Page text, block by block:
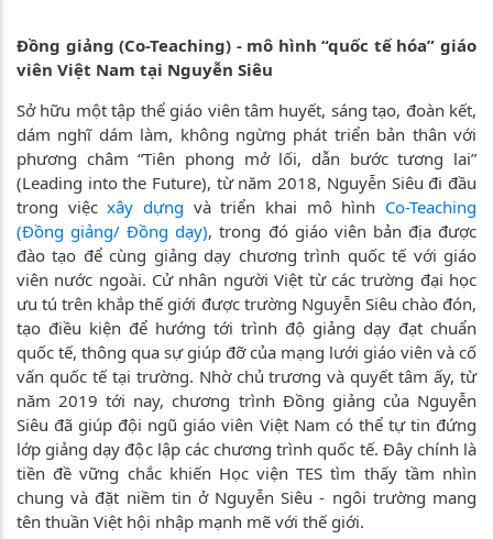
Đồng giảng (Co-Teaching) - mô hình “quốc tế hóa” giáo
viên Việt Nam tại Nguyễn Siêu
Sở hữu một tập thể giáo viên tâm huyết, sáng tạo, đoàn kết,
dám nghĩ dám làm, không ngừng phát triển bản thân với
phương châm “Tiên phong mở lối, dẫn bước tương lai”
(Leading into the Future), từ năm 2018, Nguyễn Siêu đi đầu
trong việcxây dựng và triển khai mô hình Co-Teaching
(Đồng giảng/ Đồng dạy), trong đó giáo viên bản địa được
đào tạo để cùng giảng dạy chương trình quốc tế với giáo
viên nước ngoài. Cử nhân người Việt từ các trường đại học
ưu tú trên khắp thế giới được trường Nguyễn Siêu chào đón,
tạo điều kiện để hướng tới trình độ giảng dạy đạt chuẩn
quốc tế, thông qua sự giúp đỡ của mạng lưới giáo viên và cố
vấn quốc tế tại trường. Nhờ chủ trương và quyết tâm ấy, từ
năm 2019 tới nay, chương trình Đồng giảng của Nguyễn
Siêu đã giúp đội ngũ giáo viên Việt Nam có thể tự tin đứng
lớp giảng dạy độc lập các chương trình quốc tế. Đây chính là
tiền đề vững chắc khiến Học viện TES tìm thấy tầm nhìn
chung và đặt niềm tin ở Nguyễn Siêu - ngôi trường mang
tên thuần Việt hội nhập mạnh mẽ với thế giới.